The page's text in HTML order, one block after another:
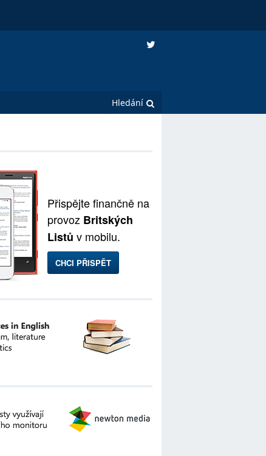
Přispějte finančně na
provoz Britských
Listů v mobilu.
CHCI PŘISPĚT